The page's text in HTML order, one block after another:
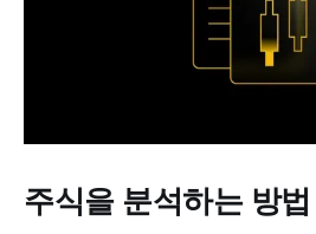
주식을 분석하는 방법